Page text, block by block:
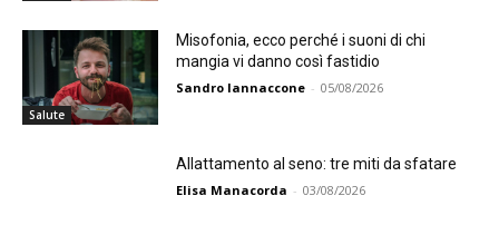
Salute
Misofonia, ecco perché i suoni di chi
mangia vi danno così fastidio
Sandro Iannaccone - 05/08/2026
Allattamento al seno: tre miti da sfatare
Elisa Manacorda - 03/08/2026